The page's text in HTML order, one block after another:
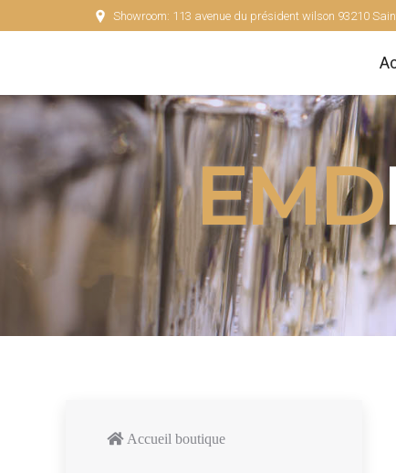
Showroom: 113 avenue du président wilson 93210
EMD
Accueil boutique